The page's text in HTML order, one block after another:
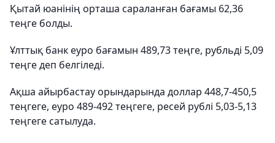
Қытай юанінің орташа сараланған бағамы 62,36
теңге болды.
Ұлттық банк еуро бағамын 489,73 теңге, рубльді 5,09
теңге деп белгіледі.
Ақша айырбастау орындарында доллар 448,7-450,5
теңгеге, еуро 489-492 теңгеге, ресей рублі 5,03-5,13
теңгеге сатылуда.